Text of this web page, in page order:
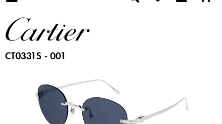
CT0331S - 001